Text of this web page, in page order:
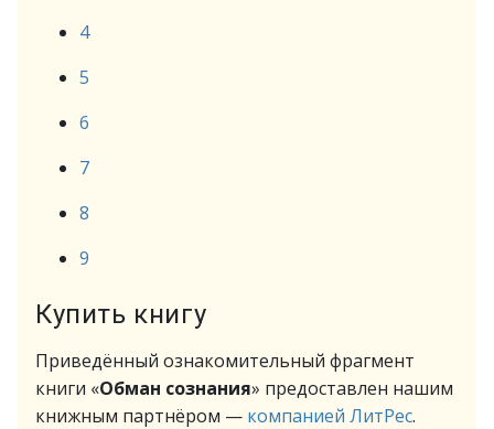
4
5
6
7
8
9
Купить книгу
Приведённый ознакомительный фрагмент
книги «Обман cознания» предоставлен нашим
книжным партнёром — компанией ЛитРес.